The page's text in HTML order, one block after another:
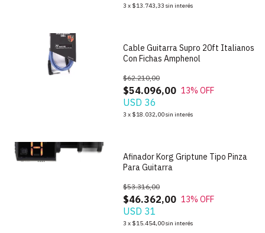
3 x $13.743,33 sin interés
Cable Guitarra Supro 20ft Italianos
Con Fichas Amphenol
$54.096,00
$62.210,00
13% OFF
USD 36
3 x $18.032,00sin interés
Afinador Korg Griptune Tipo Pinza
Para Guitarra
$46.362,00
$53.316,00
13% OFF
USD 31
3 x $15.454,00sin interés